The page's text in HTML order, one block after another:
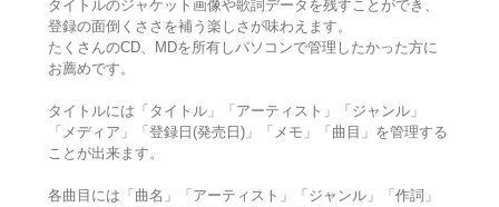
タイトルのジャケット画像や歌詞データを残すことができ、
登録の面倒くささを補う楽しさが味わえます。
たくさんのCD、MDを所有しパソコンで管理したかった方に
お薦めです。
タイトルには「タイトル」「アーティスト」「ジャンル」
「メディア」「登録日(発売日)」「メモ」「曲目」を管理する
ことが出来ます。
各曲目には「曲名」「アーティスト」「ジャンル」「作詞」